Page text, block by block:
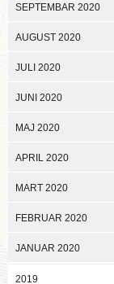
SEPTEMBAR 2020
AUGUST 2020
JULI 2020
JUNI 2020
MAJ 2020
APRIL 2020
MART 2020
FEBRUAR 2020
JANUAR 2020
2019